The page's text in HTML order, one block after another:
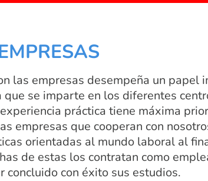
las empresas desempeña un papel
que se imparte en los diferentes
práctica tiene máxima
empresas que cooperan con
orientadas al mundo laboral al
de estas los contratan como
concluido con éxito sus estudios.